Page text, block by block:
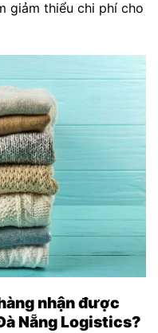
giảm thiểu chi phí cho
nhận được
Nẵng Logistics?